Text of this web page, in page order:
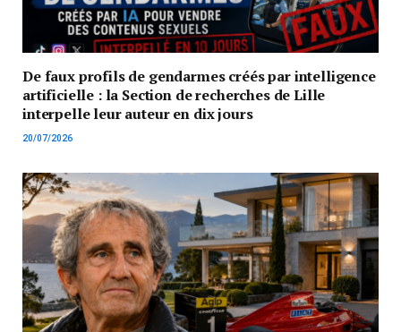
De faux profils de gendarmes créés par intelligence
artificielle : la Section de recherches de Lille
interpelle leur auteur en dix jours
20/07/2026